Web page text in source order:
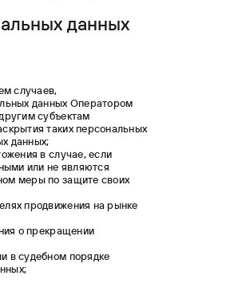
данных
случаев,
данных Оператором
субъектам
таких персональных
данных;
в случае, если
или не являются
меры по защите своих
продвижения на рынке
о прекращении
в судебном порядке